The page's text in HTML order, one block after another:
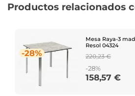
Productos relacionados
-28%
Mesa Raya-3
Resol 04324
Regular
price
220,23 €
-28%
Price
158,57 €